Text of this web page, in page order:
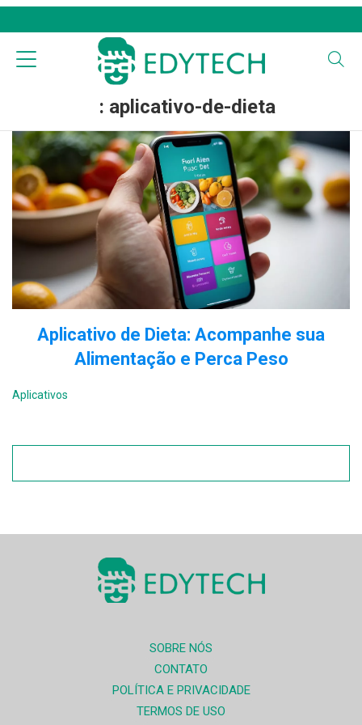
: aplicativo-de-dieta
Aplicativo de Dieta: Acompanhe sua
Alimentação e Perca Peso
Aplicativos
SOBRE NÓS
CONTATO
POLÍTICA E PRIVACIDADE
TERMOS DE USO